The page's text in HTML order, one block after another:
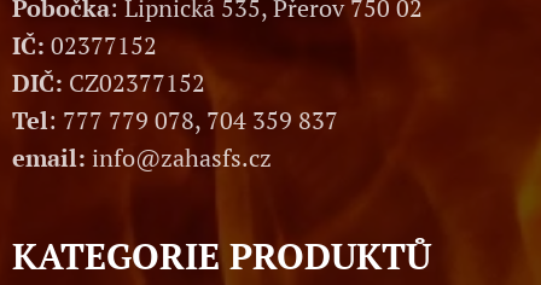
Pobočka: Lipnická 535, Přerov 750 02
IČ: 02377152
DIČ: CZ02377152
Tel: 777 779 078, 704 359 837
email: info@zahasfs.cz
KATEGORIE PRODUKTŮ